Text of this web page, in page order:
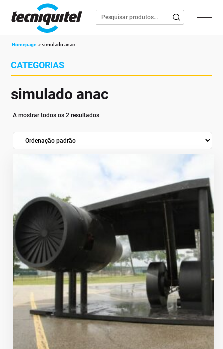
Homepage »simulado anac
CATEGORIAS
simulado anac
A mostrar todos os 2 resultados